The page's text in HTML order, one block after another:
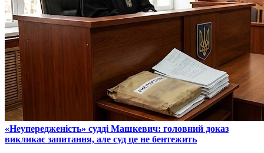
​«Неупередженість» судді Машкевич: головний доказ
викликає запитання, але суд це не бентежить